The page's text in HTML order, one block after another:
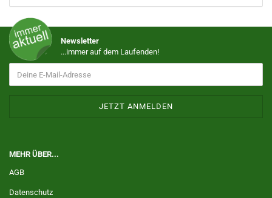
Newsletter
...immer auf dem Laufenden!
MEHR ÜBER...
AGB
Datenschutz